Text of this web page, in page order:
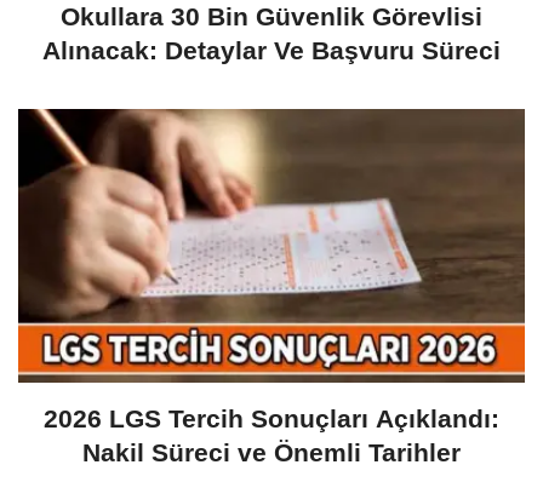
Okullara 30 Bin Güvenlik Görevlisi
Alınacak: Detaylar Ve Başvuru Süreci
2026 LGS Tercih Sonuçları Açıklandı:
Nakil Süreci ve Önemli Tarihler